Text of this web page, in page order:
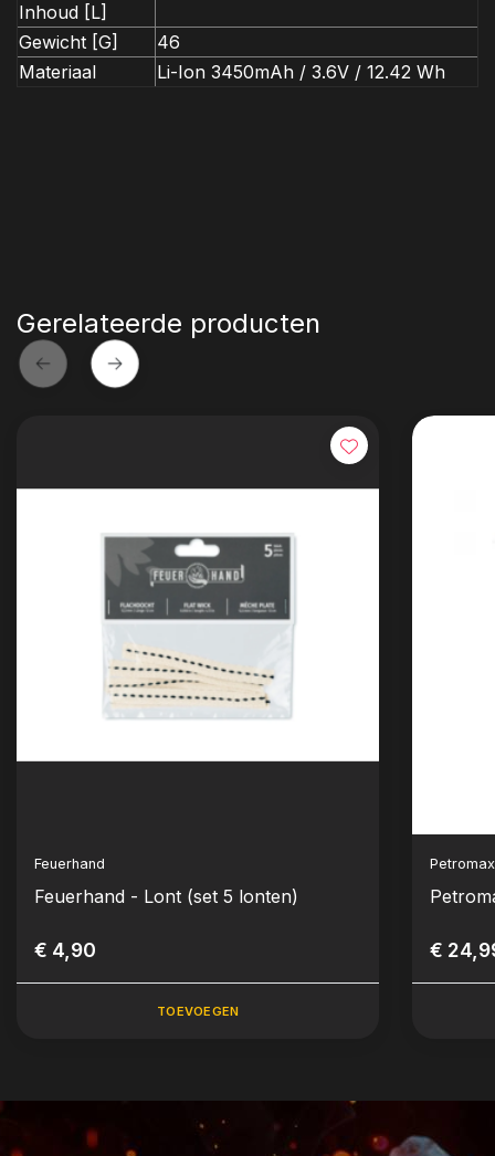
Inhoud [L]
Gewicht [G]
46
Materiaal
Li-Ion 3450mAh / 3.6V / 12.42 Wh
Gerelateerde producten
Feuerhand
Feuerhand - Lont (set 5 lonten)
€ 4,90
TOEVOEGEN
Petromax
€